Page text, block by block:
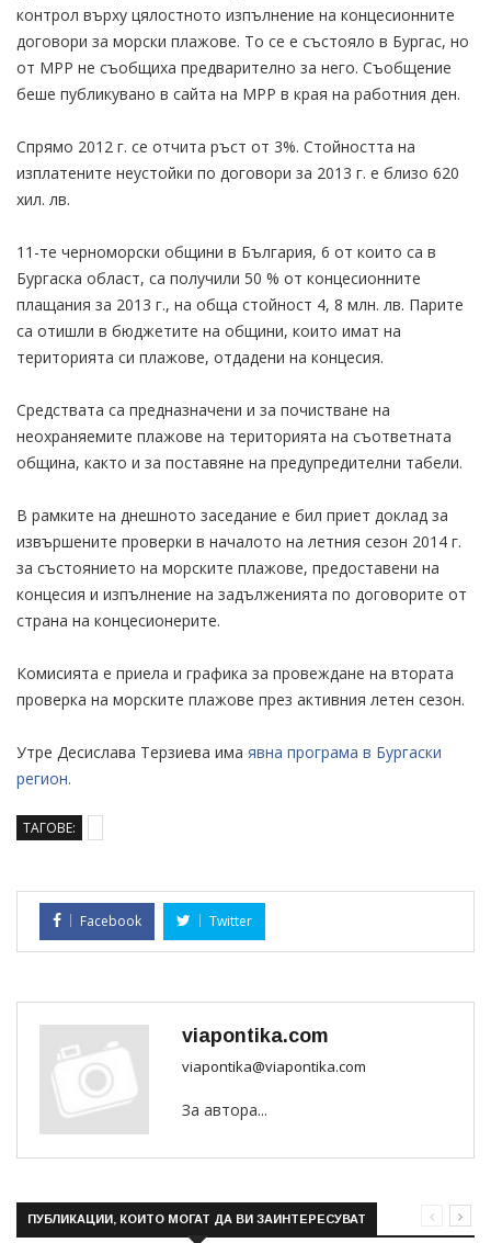
контрол върху цялостното изпълнение на концесионните
договори за морски плажове. То се е състояло в Бургас, но
от МРР не съобщиха предварително за него. Съобщение
беше публикувано в сайта на МРР в края на работния ден.
Спрямо 2012 г. се отчита ръст от 3%. Стойността на
изплатените неустойки по договори за 2013 г. е близо 620
хил. лв.
11-те черноморски общини в България, 6 от които са в
Бургаска област, са получили 50 % от концесионните
плащания за 2013 г., на обща стойност 4, 8 млн. лв. Парите
са отишли в бюджетите на общини, които имат на
територията си плажове, отдадени на концесия.
Средствата са предназначени и за почистване на
неохраняемите плажове на територията на съответната
община, както и за поставяне на предупредителни табели.
В рамките на днешното заседание е бил приет доклад за
извършените проверки в началото на летния сезон 2014 г.
за състоянието на морските плажове, предоставени на
концесия и изпълнение на задълженията по договорите от
страна на концесионерите.
Комисията е приела и графика за провеждане на втората
проверка на морските плажове през активния летен сезон.
Утре Десислава Терзиева има явна програма в Бургаски
регион.
ТАГОВЕ:
Facebook Twitter
viapontika.com
viapontika@viapontika.com
За автора...
ПУБЛИКАЦИИ, КОИТО МОГАТ ДА ВИ ЗАИНТЕРЕСУВАТ